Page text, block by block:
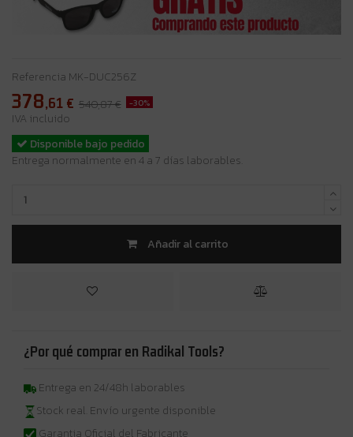
Referencia MK-DUC256Z
378,61 € 540,87 € -30%
IVA incluido
Disponible bajo pedido
Entrega normalmente en 4 a 7 días laborables.
Añadir al carrito
¿Por qué comprar en Radikal Tools?
Entrega en 24/48h laborables
Stock real. Envío urgente disponible